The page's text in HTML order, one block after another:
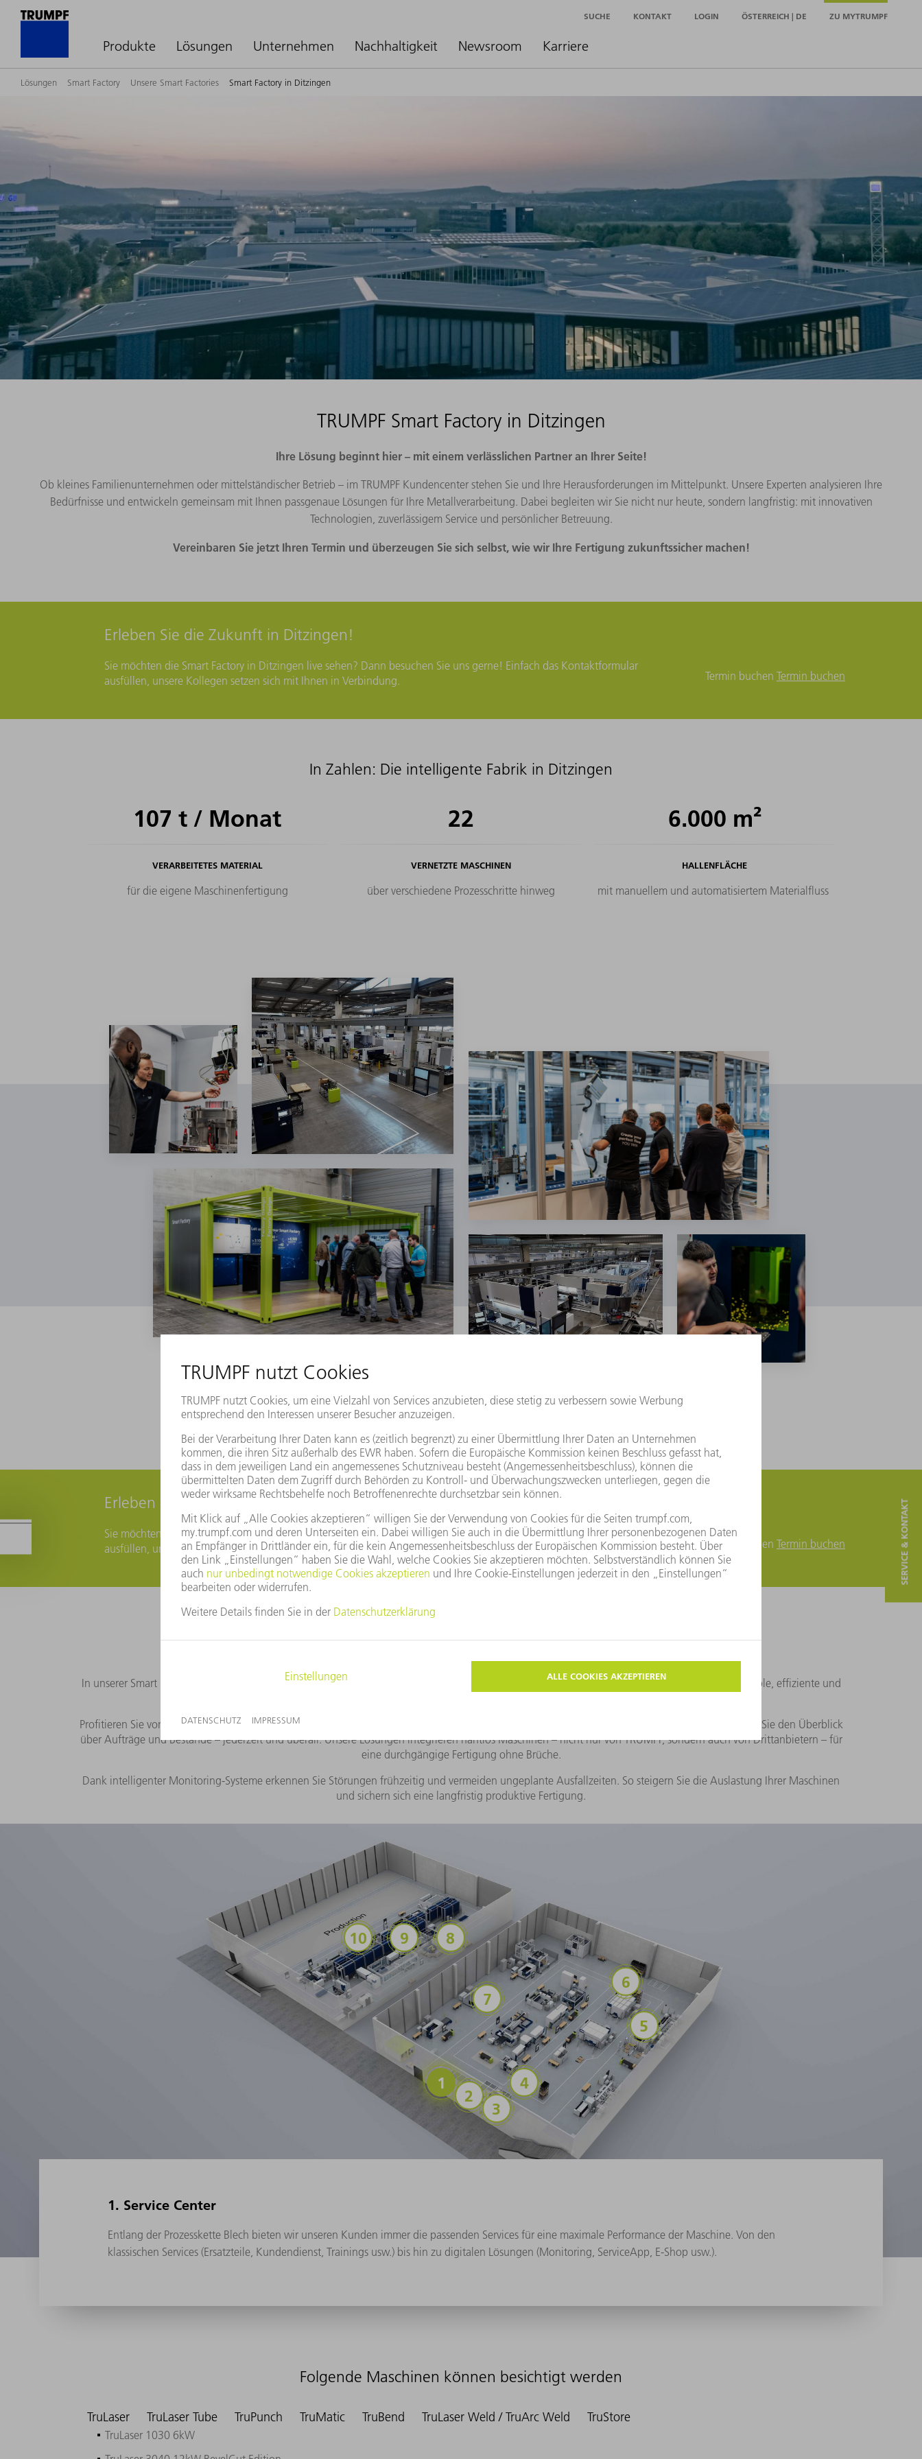
Produkte Lösungen Unternehmen Nachhaltigkeit Newsroom Karriere
SUCHE KONTAKT LOGIN ÖSTERREICH | DE ZU MYTRUMPF
Lösungen Smart Factory Unsere Smart Factories Smart Factory in Ditzingen
Termin vereinbaren
TRUMPF Smart Factory in Ditzingen
Ihre Lösung beginnt hier – mit einem verlässlichen Partner an Ihrer Seite!
Ob kleines Familienunternehmen oder mittelständischer Betrieb – im TRUMPF Kundencenter stehen Sie und Ihre Herausforderungen im Mittelpunkt. Unsere Experten analysieren Ihre
Bedürfnisse und entwickeln gemeinsam mit Ihnen passgenaue Lösungen für Ihre Metallverarbeitung. Dabei begleiten wir Sie nicht nur heute, sondern langfristig: mit innovativen
Technologien, zuverlässigem Service und persönlicher Betreuung.
Vereinbaren Sie jetzt Ihren Termin und überzeugen Sie sich selbst, wie wir Ihre Fertigung zukunftssicher machen!
Erleben Sie die Zukunft in Ditzingen!
Sie möchten die Smart Factory in Ditzingen live sehen? Dann besuchen Sie uns gerne! Einfach das Kontaktformular
ausfüllen, unsere Kollegen setzen sich mit Ihnen in Verbindung.
Termin buchen Termin buchen
In Zahlen: Die intelligente Fabrik in Ditzingen
107 t / Monat
VERARBEITETES MATERIAL
für die eigene Maschinenfertigung
22
VERNETZTE MASCHINEN
über verschiedene Prozesschritte hinweg
6.000 m²
HALLENFLÄCHE
mit manuellem und automatisiertem Materialfluss
Erleben Sie die Zukunft in Ditzingen!
Sie möchten die Smart Factory in Ditzingen live sehen? Dann besuchen Sie uns gerne! Einfach das Kontaktformular
ausfüllen, unsere Kollegen setzen sich mit Ihnen in Verbindung.
Termin buchen Termin buchen
Erleben Sie die Zukunft Ihrer Fertigung – heute schon bei uns!
In unserer Smart Factory in Ditzingen erleben Sie, wie Menschen und Maschinen Hand in Hand arbeiten. Intelligente Systeme sorgen für eine flexible, effiziente und
Profitieren Sie von automatisierten Prozessen, die Ihre Durchlaufzeiten verkürzen und Ihre Mitarbeiter entlasten. Mit digitalen Assistenten behalten Sie den Überblick
über Aufträge und Bestände – jederzeit und überall. Unsere Lösungen integrieren nahtlos Maschinen – nicht nur von TRUMPF, sondern auch von Drittanbietern – für
eine durchgängige Fertigung ohne Brüche.
Dank intelligenter Monitoring-Systeme erkennen Sie Störungen frühzeitig und vermeiden ungeplante Ausfallzeiten. So steigern Sie die Auslastung Ihrer Maschinen
und sichern sich eine langfristig produktive Fertigung.
1. Service Center
Entlang der Prozesskette Blech bieten wir unseren Kunden immer die passenden Services für eine maximale Performance der Maschine. Von den
klassischen Services (Ersatzteile, Kundendienst, Trainings usw.) bis hin zu digitalen Lösungen (Monitoring, ServiceApp, E-Shop usw.).
Folgende Maschinen können besichtigt werden
TruLaser
TruLaser 1030 6kW​
TruLaser Tube TruPunch TruMatic TruBend TruLaser Weld / TruArc Weld TruStore
SERVICE & KONTAKT